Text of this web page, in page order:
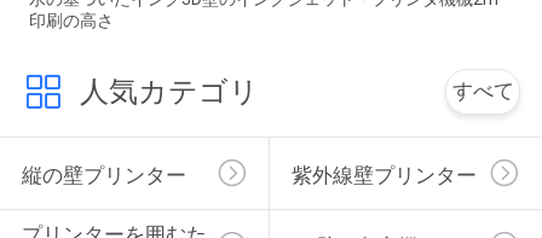
印刷の高さ
人気カテゴリ すべて
縦の壁プリンター 紫外線壁プリンター